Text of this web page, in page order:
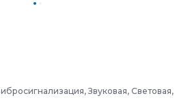
Звуковая, Световая,